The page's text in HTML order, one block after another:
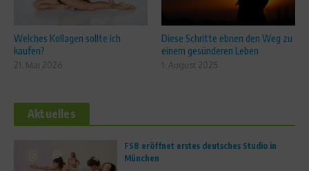
Welches Kollagen sollte ich
kaufen?
21. Mai 2026
Diese Schritte ebnen den Weg zu
einem gesünderen Leben
1. August 2025
Aktuelles
FS8 eröffnet erstes deutsches Studio in
München